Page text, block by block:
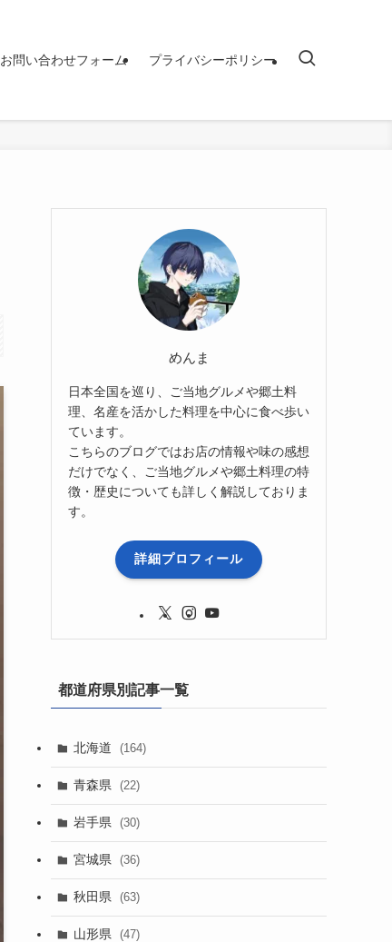
お問い合わせフォーム プライバシーポリシー
めんま
日本全国を巡り、ご当地グルメや郷土料
理、名産を活かした料理を中心に食べ歩い
ています。
こちらのブログではお店の情報や味の感想
だけでなく、ご当地グルメや郷土料理の特
徴・歴史についても詳しく解説しておりま
す。
詳細プロフィール
都道府県別記事一覧
北海道 (164)
青森県 (22)
岩手県 (30)
宮城県 (36)
秋田県 (63)
山形県 (47)